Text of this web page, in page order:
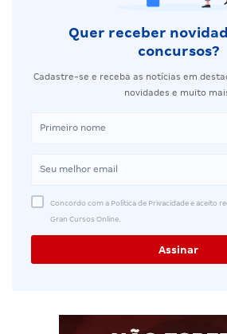
Quer receber
concursos?
Cadastre-se e receba as notícias em
novidades e muito
Concordo com a Política de Privacidade e aceito
Gran Cursos Online.